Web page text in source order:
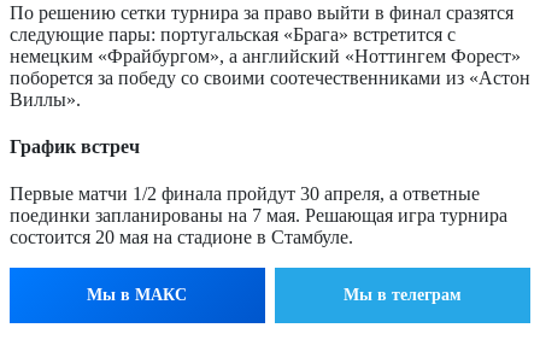
По решению сетки турнира за право выйти в финал сразятся
следующие пары: португальская «Брага» встретится с
немецким «Фрайбургом», а английский «Ноттингем Форест»
поборется за победу со своими соотечественниками из «Астон
Виллы».
График встреч
Первые матчи 1/2 финала пройдут 30 апреля, а ответные
поединки запланированы на 7 мая. Решающая игра турнира
состоится 20 мая на стадионе в Стамбуле.
Мы в МАКС Мы в телеграм